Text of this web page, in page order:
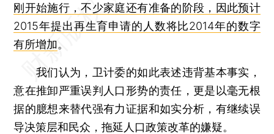
刚开始施行，不少家庭还有准备的阶段，因此预计
2015年提出再生育申请的人数将比2014年的数字
有所增加。
我们认为，卫计委的如此表述违背基本事实，
意在推卸严重误判人口形势的责任，更是以毫无根
据的臆想来替代强有力证据和如实分析，有继续误
导决策层和民众，拖延人口政策改革的嫌疑。